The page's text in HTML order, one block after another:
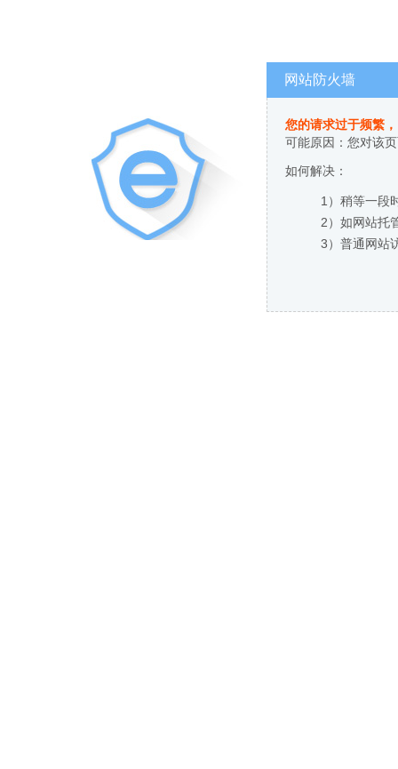
网站防火墙
您的请求过于频繁
可能原因：您对该
如何解决：
1）稍等一段
2）如网站托
3）普通网站